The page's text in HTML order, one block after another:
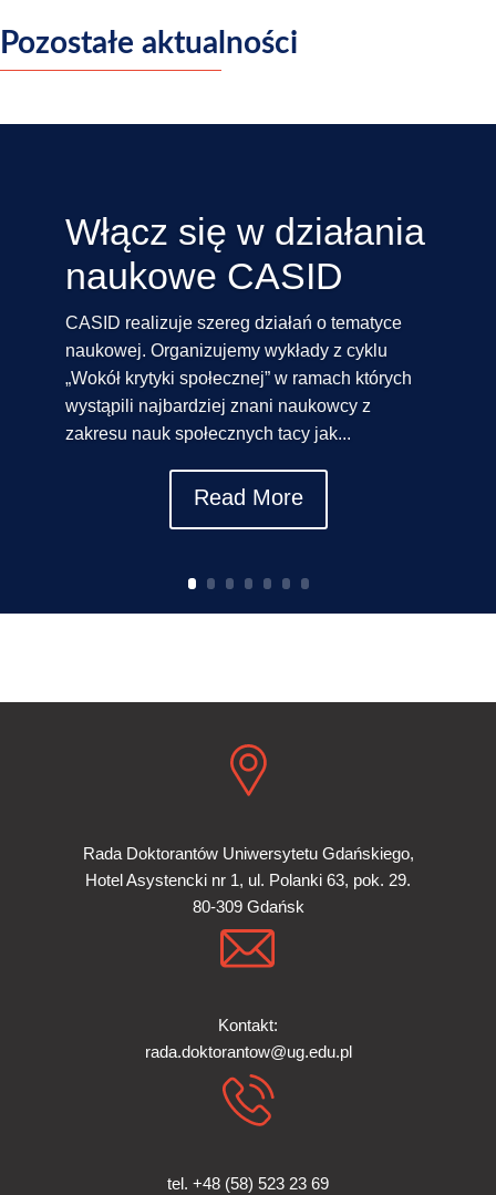
Pozostałe aktualności
Włącz się w działania
naukowe CASID
CASID realizuje szereg działań o tematyce
naukowej. Organizujemy wykłady z cyklu
„Wokół krytyki społecznej” w ramach których
wystąpili najbardziej znani naukowcy z
zakresu nauk społecznych tacy jak...
Read More
Rada Doktorantów Uniwersytetu Gdańskiego,
Hotel Asystencki nr 1, ul. Polanki 63, pok. 29.
80-309 Gdańsk
Kontakt:
rada.doktorantow@ug.edu.pl
tel. +48 (58) 523 23 69